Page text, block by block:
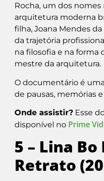
Rocha, um dos
arquitetura moderna
filha, Joana Mendes
da trajetória
na filosofia e na forma
mestre da arquitetura.
O documentário é
de pausas, memórias
Onde assistir? Esse
disponível no Prime
5 – Lina
Retrato